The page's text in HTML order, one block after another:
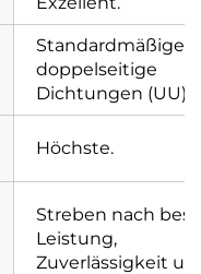
Standardmäßige
doppelseitige
Dichtungen (UU).
Höchste.
Streben nach
Leistung,
Zuverlässigkeit